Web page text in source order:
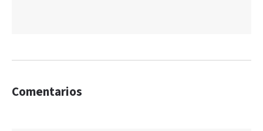
Comentarios